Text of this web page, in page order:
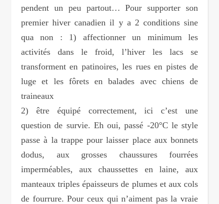
pendent un peu partout… Pour supporter son
premier hiver canadien il y a 2 conditions sine
qua non : 1) affectionner un minimum les
activités dans le froid, l’hiver les lacs se
transforment en patinoires, les rues en pistes de
luge et les fôrets en balades avec chiens de
traineaux
2) être équipé correctement, ici c’est une
question de survie. Eh oui, passé -20°C le style
passe à la trappe pour laisser place aux bonnets
dodus, aux grosses chaussures fourrées
imperméables, aux chaussettes en laine, aux
manteaux triples épaisseurs de plumes et aux cols
de fourrure. Pour ceux qui n’aiment pas la vraie